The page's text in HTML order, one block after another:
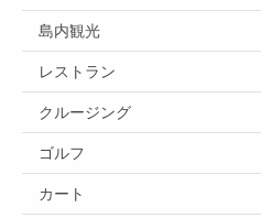
島内観光
レストラン
クルージング
ゴルフ
カート